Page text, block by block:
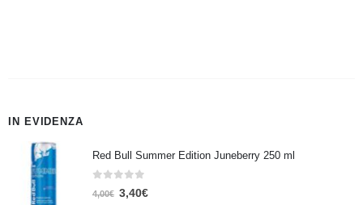
IN EVIDENZA
Red Bull Summer Edition Juneberry 250 ml
Su 5
4,00€ 3,40€